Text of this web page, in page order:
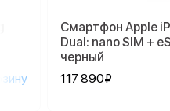
Смартфон Apple
Dual: nano SIM +
черный
117 890₽